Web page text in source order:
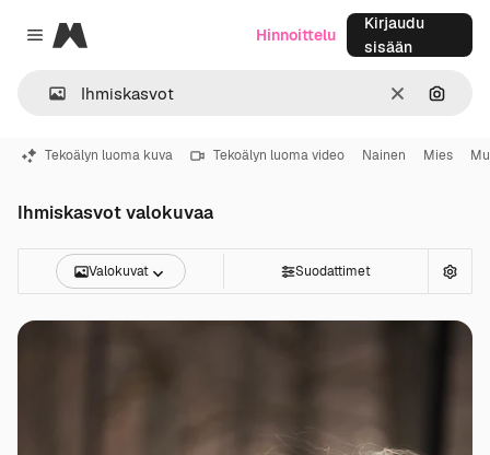
Close menu
Magnific
SelkeäHae
Hinnoittelu
Kirjaudu
sisään
Tekoälyn luoma kuva Tekoälyn luoma video Nainen Mies
Ihmiskasvot valokuvaa
Valokuvat Suodattimet